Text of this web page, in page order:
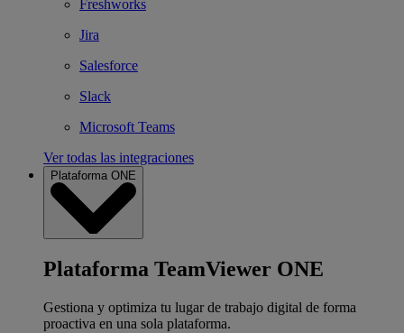
Freshworks
Jira
Salesforce
Slack
Microsoft Teams
Ver todas las integraciones
Plataforma ONE
Plataforma TeamViewer ONE
Gestiona y optimiza tu lugar de trabajo digital de forma
proactiva en una sola plataforma.